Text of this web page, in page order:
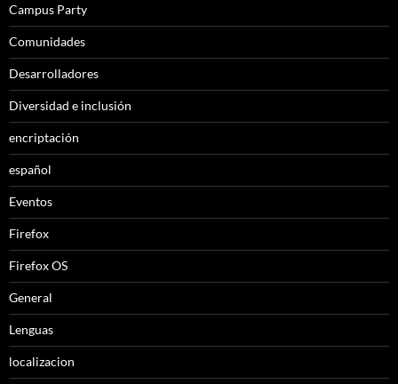
Campus Party
Comunidades
Desarrolladores
Diversidad e inclusión
encriptación
español
Eventos
Firefox
Firefox OS
General
Lenguas
localizacion